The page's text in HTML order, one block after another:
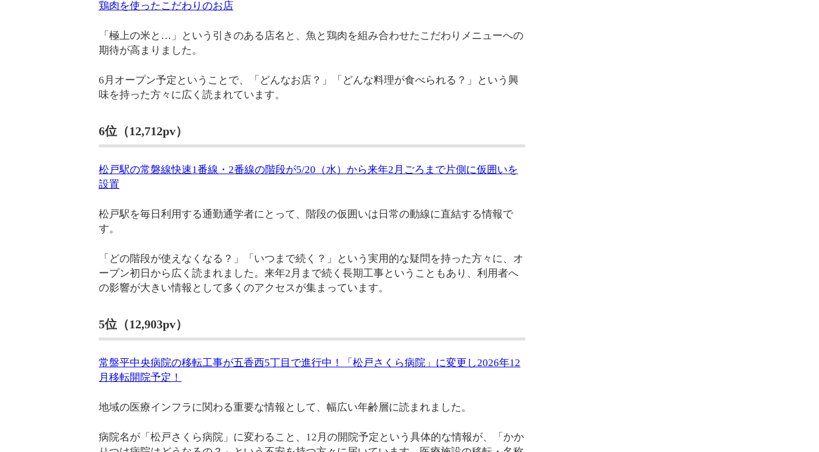
鶏肉を使ったこだわりのお店
「極上の米と…」という引きのある店名と、魚と鶏肉を組み合わせたこだわりメニューへの
期待が高まりました。
6月オープン予定ということで、「どんなお店？」「どんな料理が食べられる？」という興
味を持った方々に広く読まれています。
6位（12,712pv）
松戸駅の常磐線快速1番線・2番線の階段が5/20（水）から来年2月ごろまで片側に仮囲いを
設置
松戸駅を毎日利用する通勤通学者にとって、階段の仮囲いは日常の動線に直結する情報で
す。
「どの階段が使えなくなる？」「いつまで続く？」という実用的な疑問を持った方々に、オ
ープン初日から広く読まれました。来年2月まで続く長期工事ということもあり、利用者へ
の影響が大きい情報として多くのアクセスが集まっています。
5位（12,903pv）
常盤平中央病院の移転工事が五香西5丁目で進行中！「松戸さくら病院」に変更し2026年12
月移転開院予定！
地域の医療インフラに関わる重要な情報として、幅広い年齢層に読まれました。
病院名が「松戸さくら病院」に変わること、12月の開院予定という具体的な情報が、「かか